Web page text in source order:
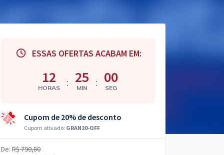
ESSAS OFERTAS ACABAM EM:
12
HORAS : 24
MIN : 59
SEG
Cupom de 20% de desconto
Cupom ativado: GRAN20-OFF
De: R$ 790,80